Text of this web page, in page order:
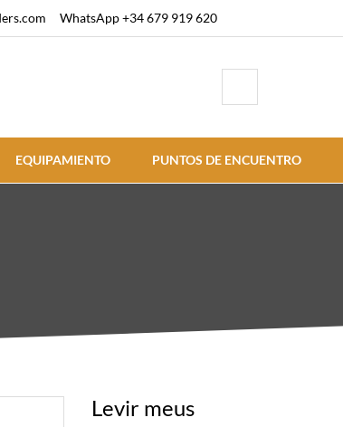
WhatsApp +34 679 919 620
EQUIPAMIENTO PUNTOS DE ENCUENTRO
Levir meus